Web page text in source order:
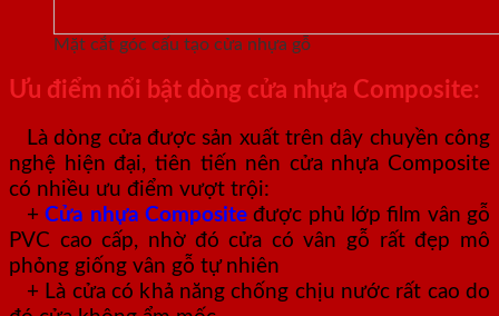
Mặt cắt góc cấu tạo cửa nhựa gỗ
Ưu điểm nổi bật dòng cửa nhựa Composite:
Là dòng cửa được sản xuất trên dây chuyền công
nghệ hiện đại, tiên tiến nên cửa nhựa Composite
có nhiều ưu điểm vượt trội:
+Cửa nhựa Composite được phủ lớp film vân gỗ
PVC cao cấp, nhờ đó cửa có vân gỗ rất đẹp mô
phỏng giống vân gỗ tự nhiên
+ Là cửa có khả năng chống chịu nước rất cao do